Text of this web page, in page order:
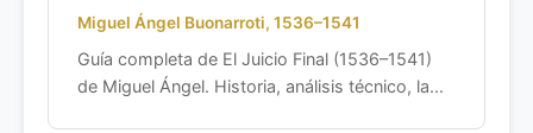
Miguel Ángel Buonarroti, 1536–1541
Guía completa de El Juicio Final (1536–1541)
de Miguel Ángel. Historia, análisis técnico, la...